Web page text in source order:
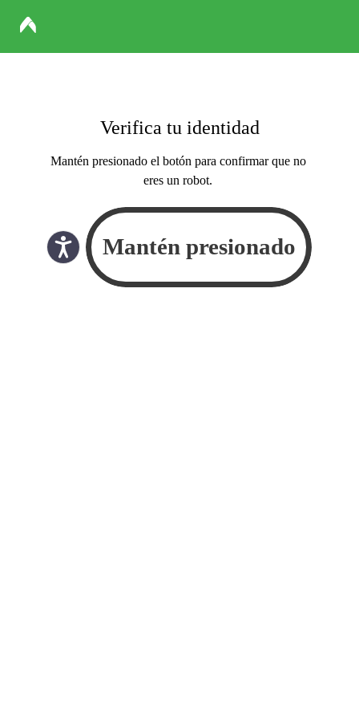
Verifica tu identidad
Mantén presionado el botón para confirmar que no
eres un robot.